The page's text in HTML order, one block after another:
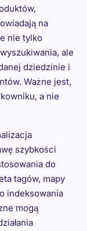
na
nie tylko
ale
dziedzinie i
Ważne jest,
a nie
szybkości
do
tagów, mapy
indeksowania
mogą